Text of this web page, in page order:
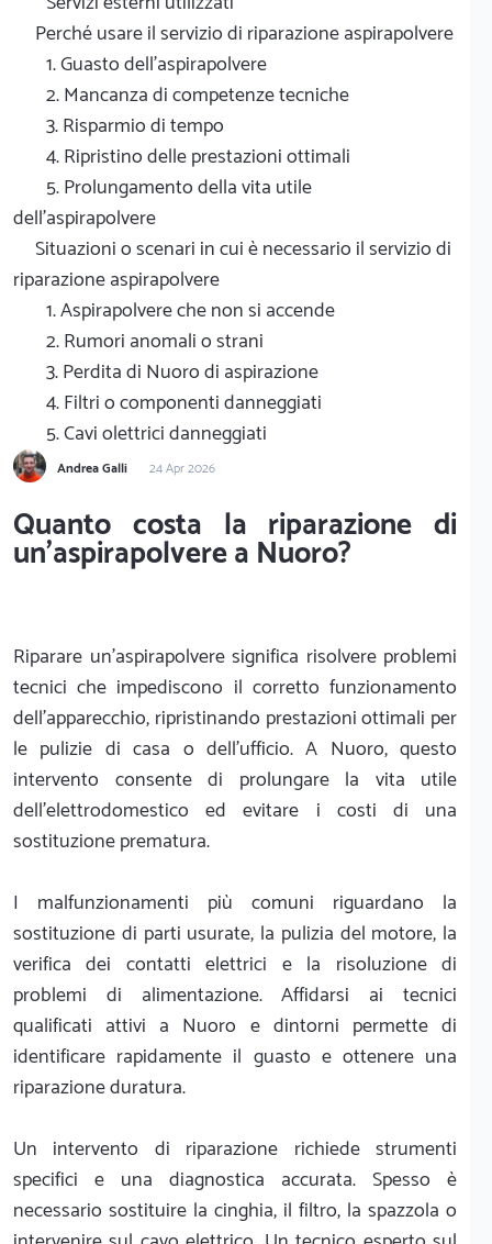
Perché usare il servizio di riparazione aspirapolvere
1. Guasto dell'aspirapolvere
2. Mancanza di competenze tecniche
3. Risparmio di tempo
4. Ripristino delle prestazioni ottimali
5. Prolungamento della vita utile
dell'aspirapolvere
Situazioni o scenari in cui è necessario il servizio di
riparazione aspirapolvere
1. Aspirapolvere che non si accende
2. Rumori anomali o strani
3. Perdita di Nuoro di aspirazione
4. Filtri o componenti danneggiati
5. Cavi olettrici danneggiati
Andrea Galli 24 Apr 2026
Quanto costa la riparazione di
un'aspirapolvere a Nuoro?
Riparare un'aspirapolvere significa risolvere problemi
tecnici che impediscono il corretto funzionamento
dell'apparecchio, ripristinando prestazioni ottimali per
le pulizie di casa o dell'ufficio. A Nuoro, questo
intervento consente di prolungare la vita utile
dell'elettrodomestico ed evitare i costi di una
sostituzione prematura.
I malfunzionamenti più comuni riguardano la
sostituzione di parti usurate, la pulizia del motore, la
verifica dei contatti elettrici e la risoluzione di
problemi di alimentazione. Affidarsi ai tecnici
qualificati attivi a Nuoro e dintorni permette di
identificare rapidamente il guasto e ottenere una
riparazione duratura.
Un intervento di riparazione richiede strumenti
specifici e una diagnostica accurata. Spesso è
necessario sostituire la cinghia, il filtro, la spazzola o